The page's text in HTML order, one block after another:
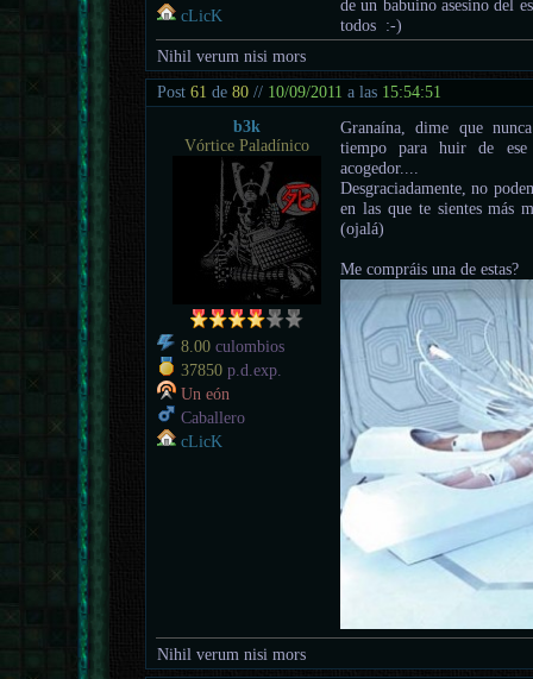
cLicK
de un babuino asesino del
todos :-)
Nihil verum nisi mors
Post61 de80 // 10/09/2011 a las 15:54:51
b3k
Vórtice Paladínico
8.00 culombios
37850 p.d.exp.
Un eón
Caballero
cLicK
Granaína, dime que
tiempo para huir de ese
acogedor....
Desgraciadamente, no
en las que te sientes más
(ojalá)
Me compráis una de estas?
Nihil verum nisi mors